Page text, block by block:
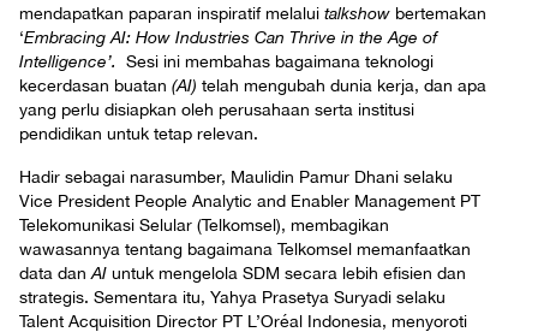
mendapatkan paparan inspiratif melalui talkshow bertemakan
‘Embracing AI: How Industries Can Thrive in the Age of
Intelligence’.
Sesi ini membahas bagaimana teknologi
kecerdasan buatan (AI) telah mengubah dunia kerja, dan apa
yang perlu disiapkan oleh perusahaan serta institusi
pendidikan untuk tetap relevan.
Hadir sebagai narasumber, Maulidin Pamur Dhani selaku
Vice President People Analytic and Enabler Management PT
Telekomunikasi Selular (Telkomsel), membagikan
wawasannya tentang bagaimana Telkomsel memanfaatkan
data dan AI untuk mengelola SDM secara lebih efisien dan
strategis. Sementara itu, Yahya Prasetya Suryadi selaku
Talent Acquisition Director PT L’Oréal Indonesia, menyoroti